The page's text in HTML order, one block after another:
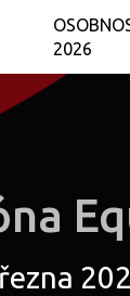
2026